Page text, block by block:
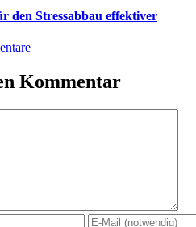
den Stressabbau effektiver
Kommentar